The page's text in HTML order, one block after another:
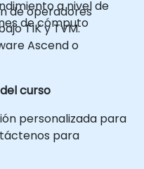
a nivel de
de cómputo
de operadores
TIK y TVM.
Ascend o
curso
personalizada para
para